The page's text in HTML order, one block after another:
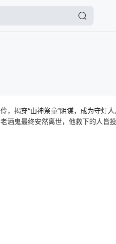
，揭穿“山神祭童”阴谋，成为守灯
酒鬼最终安然离世，他救下的人皆投